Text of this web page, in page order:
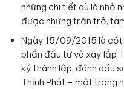
những chi tiết dù là nhỏ
được những trăn trở,
Ngày 15/09/2015 là cột
phần đầu tư và xây lắp
ký thành lập, đánh dấu
Thịnh Phát – một trong